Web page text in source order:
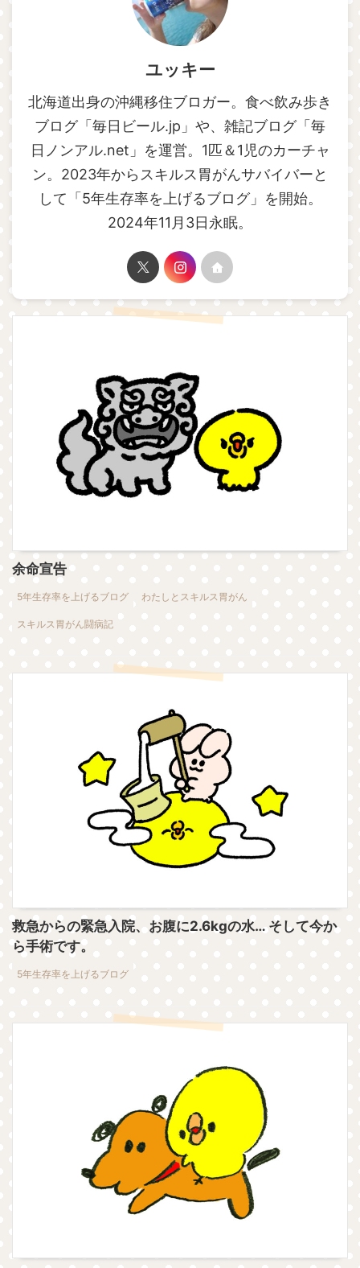
ユッキー
北海道出身の沖縄移住ブロガー。食べ飲み歩き
ブログ「毎日ビール.jp」や、雑記ブログ「毎
日ノンアル.net」を運営。1匹＆1児のカーチャ
ン。2023年からスキルス胃がんサバイバーと
して「5年生存率を上げるブログ」を開始。
2024年11月3日永眠。
余命宣告
5年生存率を上げるブログ わたしとスキルス胃がん
スキルス胃がん闘病記
救急からの緊急入院、お腹に2.6kgの水… そして今か
ら手術です。
5年生存率を上げるブログ